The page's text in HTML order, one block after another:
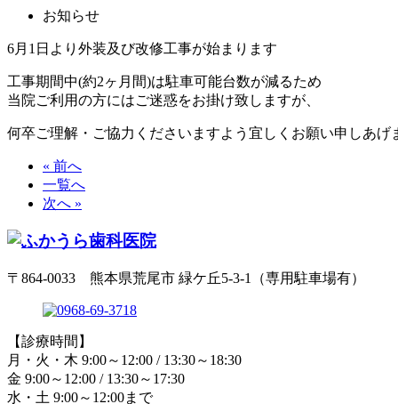
お知らせ
6月1日より外装及び改修工事が始まります
工事期間中(約2ヶ月間)は駐車可能台数が減るため
当院ご利用の方にはご迷惑をお掛け致しますが、
何卒ご理解・ご協力くださいますよう宜しくお願い申しあげ
« 前へ
一覧へ
次へ »
〒864-0033 熊本県荒尾市 緑ケ丘5-3-1（専用駐車場有）
【診療時間】
月・火・木 9:00～12:00 / 13:30～18:30
金 9:00～12:00 / 13:30～17:30
水・土 9:00～12:00まで